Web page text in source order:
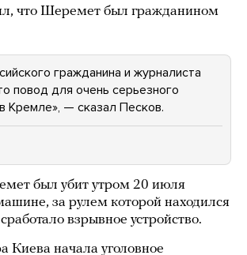
что Шеремет был гражданином
гражданина и журналиста
повод для очень серьезного
Кремле», — сказал Песков.
был убит утром 20 июля
за рулем которой находился
взрывное устройство.
Киева начала уголовное